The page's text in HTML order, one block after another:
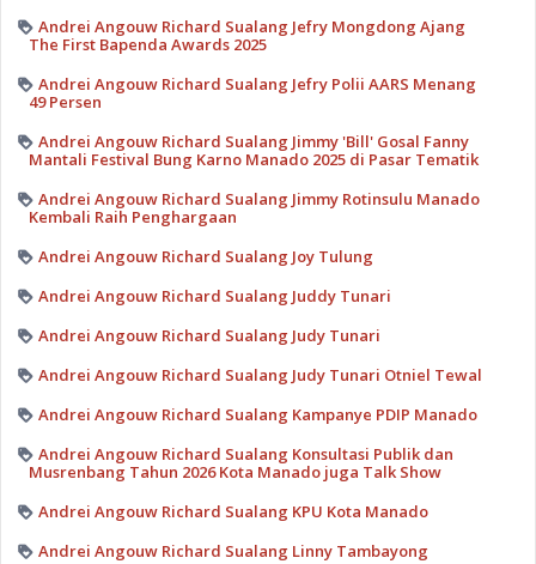
Andrei Angouw Richard Sualang Jefry Mongdong Ajang
The First Bapenda Awards 2025
Andrei Angouw Richard Sualang Jefry Polii AARS Menang
49 Persen
Andrei Angouw Richard Sualang Jimmy 'Bill' Gosal Fanny
Mantali Festival Bung Karno Manado 2025 di Pasar Tematik
Andrei Angouw Richard Sualang Jimmy Rotinsulu Manado
Kembali Raih Penghargaan
Andrei Angouw Richard Sualang Joy Tulung
Andrei Angouw Richard Sualang Juddy Tunari
Andrei Angouw Richard Sualang Judy Tunari
Andrei Angouw Richard Sualang Judy Tunari Otniel Tewal
Andrei Angouw Richard Sualang Kampanye PDIP Manado
Andrei Angouw Richard Sualang Konsultasi Publik dan
Musrenbang Tahun 2026 Kota Manado juga Talk Show
Andrei Angouw Richard Sualang KPU Kota Manado
Andrei Angouw Richard Sualang Linny Tambayong